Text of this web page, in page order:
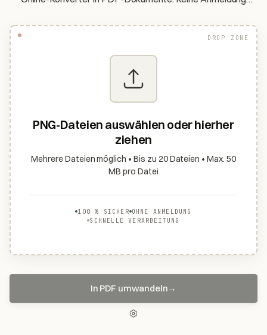
DROP ZONE
PNG-Dateien auswählen oder hierher
ziehen
Mehrere Dateien möglich • Bis zu 20 Dateien • Max. 50
MB pro Datei
100 % SICHER OHNE ANMELDUNG
SCHNELLE VERARBEITUNG
In PDF umwandeln→